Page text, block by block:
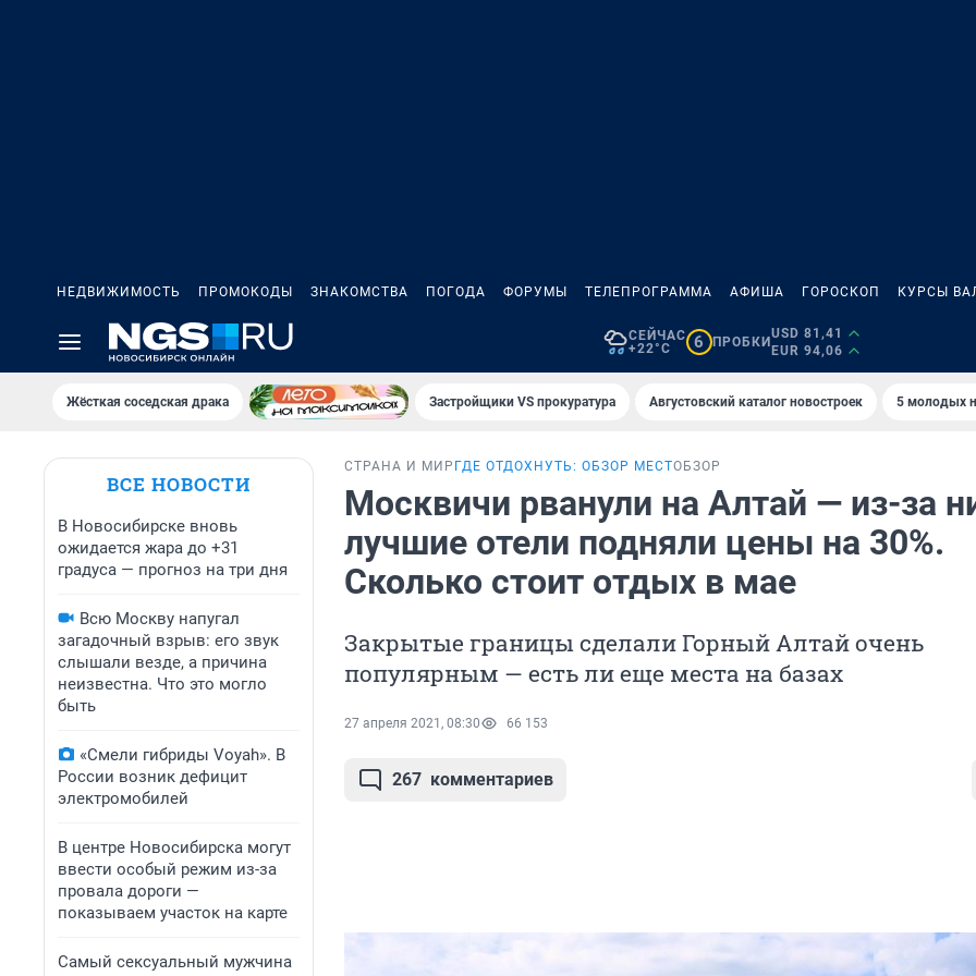
НЕДВИЖИМОСТЬ ПРОМОКОДЫ ЗНАКОМСТВА ПОГОДА ФОРУМЫ ТЕЛЕПРОГРАММА АФИША ГОРОСКОП КУРСЫ
СЕЙЧАС
+22°C
6 ПРОБКИ
USD 81,41
EUR 94,06
Жёсткая соседская драка Застройщики VS прокуратура Августовский каталог новостроек 5 молодых
ВСЕ НОВОСТИ
В Новосибирске вновь
ожидается жара до +31
градуса — прогноз на три дня
Всю Москву напугал
загадочный взрыв: его звук
слышали везде, а причина
неизвестна. Что это могло
быть
«Смели гибриды Voyah». В
России возник дефицит
электромобилей
В центре Новосибирска могут
ввести особый режим из-за
провала дороги —
показываем участок на карте
Самый сексуальный мужчина
СТРАНА И МИР ГДЕ ОТДОХНУТЬ: ОБЗОР МЕСТОБЗОР
Москвичи рванули на Алтай — из-за
лучшие отели подняли цены на 30%.
Сколько стоит отдых в мае
Закрытые границы сделали Горный Алтай очень
популярным — есть ли еще места на базах
27 апреля 2021, 08:30 66 153
267 комментариев